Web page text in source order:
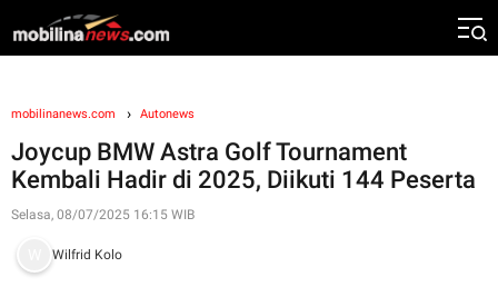
mobilinanews.com Autonews
Joycup BMW Astra Golf Tournament
Kembali Hadir di 2025, Diikuti 144 Peserta
Selasa, 08/07/2025 16:15 WIB
Wilfrid Kolo